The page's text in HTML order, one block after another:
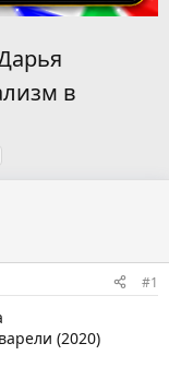
в
#1
(2020)